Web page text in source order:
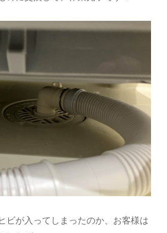
ビが入ってしまったのか、お客様は